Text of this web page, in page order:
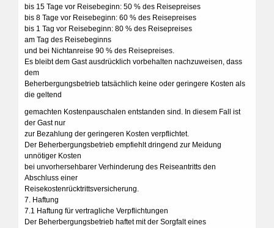
bis 15 Tage vor Reisebeginn: 50 % des Reisepreises
bis 8 Tage vor Reisebeginn: 60 % des Reisepreises
bis 1 Tag vor Reisebeginn: 80 % des Reisepreises
am Tag des Reisebeginns
und bei Nichtanreise 90 % des Reisepreises.
Es bleibt dem Gast ausdrücklich vorbehalten nachzuweisen, dass
dem
Beherbergungsbetrieb tatsächlich keine oder geringere Kosten als
die geltend
gemachten Kostenpauschalen entstanden sind. In diesem Fall ist
der Gast nur
zur Bezahlung der geringeren Kosten verpflichtet.
Der Beherbergungsbetrieb empfiehlt dringend zur Meidung
unnötiger Kosten
bei unvorhersehbarer Verhinderung des Reiseantritts den
Abschluss einer
Reisekostenrücktrittsversicherung.
7. Haftung
7.1 Haftung für vertragliche Verpflichtungen
Der Beherbergungsbetrieb haftet mit der Sorgfalt eines